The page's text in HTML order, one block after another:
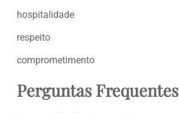
hospitalidade
respeito
comprometimento
Perguntas Frequentes